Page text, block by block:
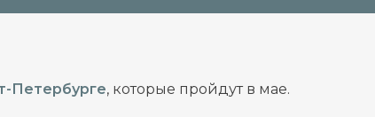
Петербурге, которые пройдут в мае.